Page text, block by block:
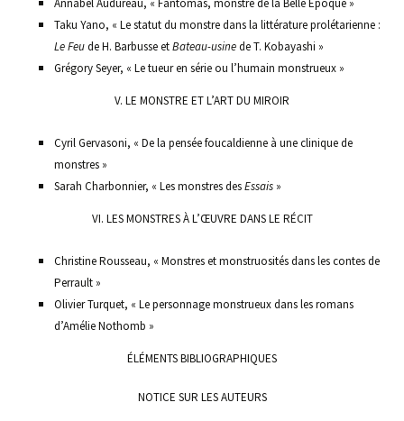
Annabel Audureau, « Fantômas, monstre de la Belle Époque »
Taku Yano, « Le statut du monstre dans la littérature prolétarienne :
Le Feude H. Barbusse etBateau-usinede T. Kobayashi »
Grégory Seyer, « Le tueur en série ou l’humain monstrueux »
V. LE MONSTRE ET L’ART DU MIROIR
Cyril Gervasoni, « De la pensée foucaldienne à une clinique de
monstres »
Sarah Charbonnier, « Les monstres desEssais »
VI. LES MONSTRES À L’ŒUVRE DANS LE RÉCIT
Christine Rousseau, « Monstres et monstruosités dans les contes de
Perrault »
Olivier Turquet, « Le personnage monstrueux dans les romans
d’Amélie Nothomb »
ÉLÉMENTS BIBLIOGRAPHIQUES
NOTICE SUR LES AUTEURS